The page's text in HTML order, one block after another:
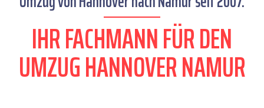
IHR FACHMANN FÜR DEN
UMZUG HANNOVER NAMUR